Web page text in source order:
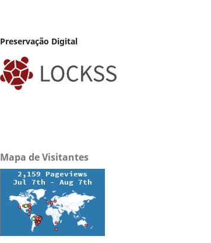
Preservação Digital
Mapa de Visitantes